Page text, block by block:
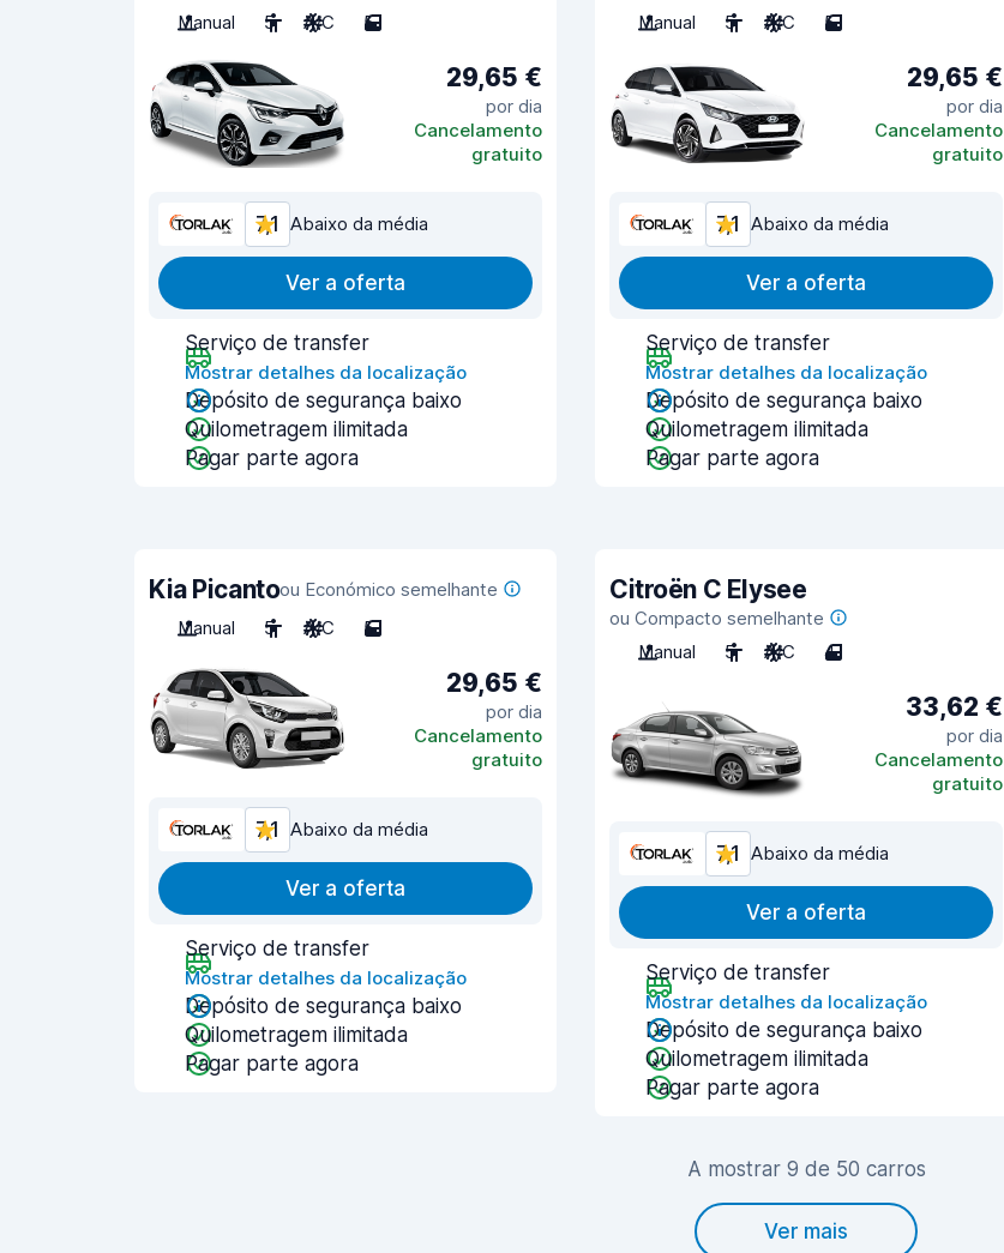
Manual
5 A/C 5
29,65 €
por dia
Cancelamento
gratuito
7,1 Abaixo da média
Ver a oferta
Serviço de transfer
Mostrar detalhes da localização
Depósito de segurança baixo
Quilometragem ilimitada
Pagar parte agora
Manual
5 A/C 5
29,65 €
por dia
Cancelamento
gratuito
7,1 Abaixo da média
Ver a oferta
Serviço de transfer
Mostrar detalhes da localização
Depósito de segurança baixo
Quilometragem ilimitada
Pagar parte agora
Kia Picantoou Económico semelhante
Manual
5 A/C 5
29,65 €
por dia
Cancelamento
gratuito
7,1 Abaixo da média
Ver a oferta
Serviço de transfer
Mostrar detalhes da localização
Depósito de segurança baixo
Quilometragem ilimitada
Pagar parte agora
Citroën C Elysee
ou Compacto semelhante
Manual
5 A/C 4
33,62 €
por dia
Cancelamento
gratuito
7,1 Abaixo da média
Ver a oferta
Serviço de transfer
Mostrar detalhes da localização
Depósito de segurança baixo
Quilometragem ilimitada
Pagar parte agora
A mostrar 9 de 50 carros
Ver mais